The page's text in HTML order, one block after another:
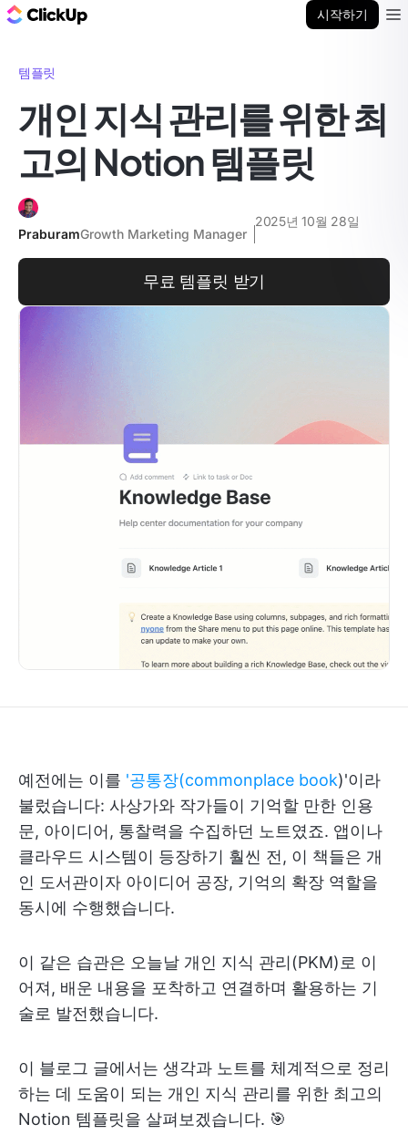
시작하기
템플릿
개인 지식 관리를 위한 최
고의 Notion 템플릿
PraburamGrowth Marketing Manager
2025년 10월 28일
무료 템플릿 받기
예전에는 이를 '공통장(commonplace book)'이라
불렀습니다: 사상가와 작가들이 기억할 만한 인용
문, 아이디어, 통찰력을 수집하던 노트였죠. 앱이나
클라우드 시스템이 등장하기 훨씬 전, 이 책들은 개
인 도서관이자 아이디어 공장, 기억의 확장 역할을
동시에 수행했습니다.
이 같은 습관은 오늘날 개인 지식 관리(PKM)로 이
어져, 배운 내용을 포착하고 연결하며 활용하는 기
술로 발전했습니다.
이 블로그 글에서는 생각과 노트를 체계적으로 정리
하는 데 도움이 되는 개인 지식 관리를 위한 최고의
Notion 템플릿을 살펴보겠습니다. 🎯